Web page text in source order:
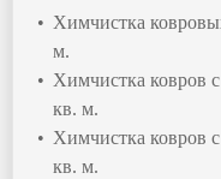
Химчистка
м.
Химчистка ковров
кв. м.
Химчистка ковров
кв. м.